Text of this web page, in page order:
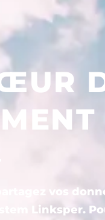
vos
Linksper.